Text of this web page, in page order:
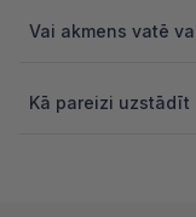
Vai akmens vatē
Kā pareizi uzstādīt